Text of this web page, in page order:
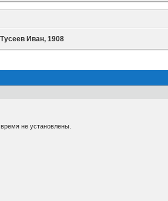
Тусеев Иван, 1908
не установлены.